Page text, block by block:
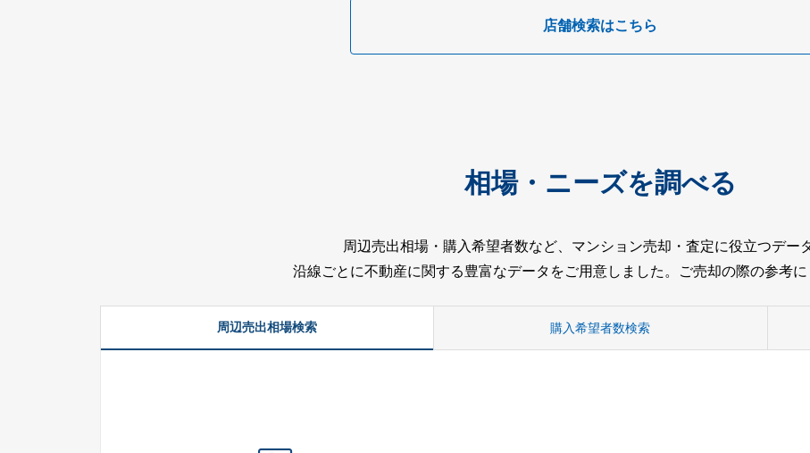
店舗検索はこちら
相場・ニーズを調べる
周辺売出相場・購入希望者数など、マンション売却・査定に役立つデー
沿線ごとに不動産に関する豊富なデータをご用意しました。ご売却の際の参考に
周辺売出相場検索 購入希望者数検索